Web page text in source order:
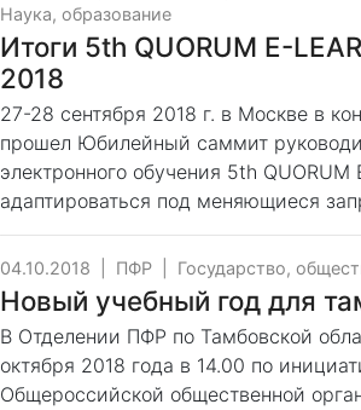
Наука, образование
Итоги 5th QUORUM E-
2018
27-28 сентября 2018 г. в Москве в
прошел Юбилейный саммит
электронного обучения 5th
адаптироваться под меняющиеся
04.10.2018 ПФР Государство,
Новый учебный год для
В Отделении ПФР по Тамбовской
октября 2018 года в 14.00 по
Общероссийской общественной